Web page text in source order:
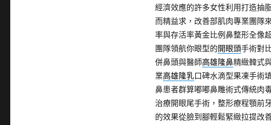
經濟效應的許多女性利用打造抽
而精益求，改善部肌肉專業團隊
率與存活率黃金比例鼻整形全像
團隊領航你眼型的開眼頭手術對
併鼻頭與醫師高雄隆鼻精緻韓式
業高雄隆乳口碑水滴型果凍手術
鼻患者群算嘟嘟鼻雕術式傳統肉
治療開眼尾手術，整形療程顎前
的效果從臉到腳輕鬆緊緻拉提改